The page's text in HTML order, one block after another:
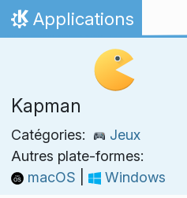
Aller directement au contenu
Accueil
Applications
Kapman
Catégories:
Jeux
Autres plate-formes:
macOS
Windows